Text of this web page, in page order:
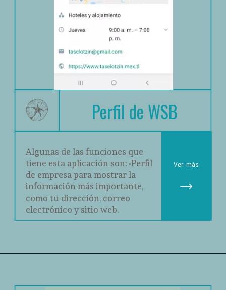
Perfil de WSB
Algunas de las funciones que
tiene esta aplicación son: •Perfil
de empresa para mostrar la
información más importante,
como tu dirección, correo
electrónico y sitio web.
Ver más